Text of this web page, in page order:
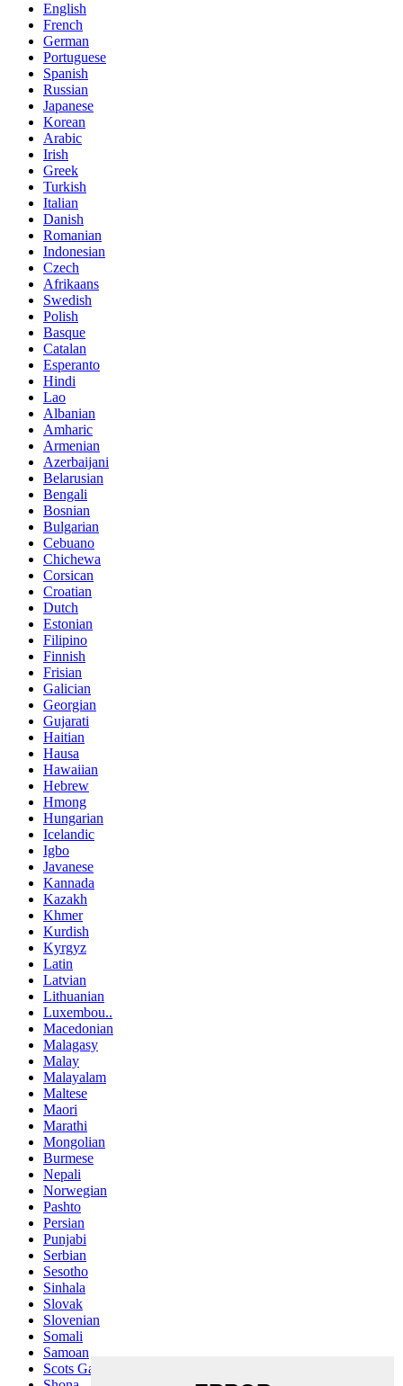
English
French
German
Portuguese
Spanish
Russian
Japanese
Korean
Arabic
Irish
Greek
Turkish
Italian
Danish
Romanian
Indonesian
Czech
Afrikaans
Swedish
Polish
Basque
Catalan
Esperanto
Hindi
Lao
Albanian
Amharic
Armenian
Azerbaijani
Belarusian
Bengali
Bosnian
Bulgarian
Cebuano
Chichewa
Corsican
Croatian
Dutch
Estonian
Filipino
Finnish
Frisian
Galician
Georgian
Gujarati
Haitian
Hausa
Hawaiian
Hebrew
Hmong
Hungarian
Icelandic
Igbo
Javanese
Kannada
Kazakh
Khmer
Kurdish
Kyrgyz
Latin
Latvian
Lithuanian
Luxembou..
Macedonian
Malagasy
Malay
Malayalam
Maltese
Maori
Marathi
Mongolian
Burmese
Nepali
Norwegian
Pashto
Persian
Punjabi
Serbian
Sesotho
Sinhala
Slovak
Slovenian
Somali
Samoan
Scots Gaelic